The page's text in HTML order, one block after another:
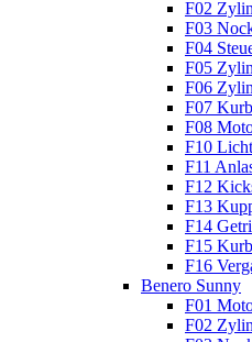
F02
F03
F04
F05
F06
F07
F08
F10
F11
F12
F13
F14
F15
F16
Benero Sunny
F01
F02